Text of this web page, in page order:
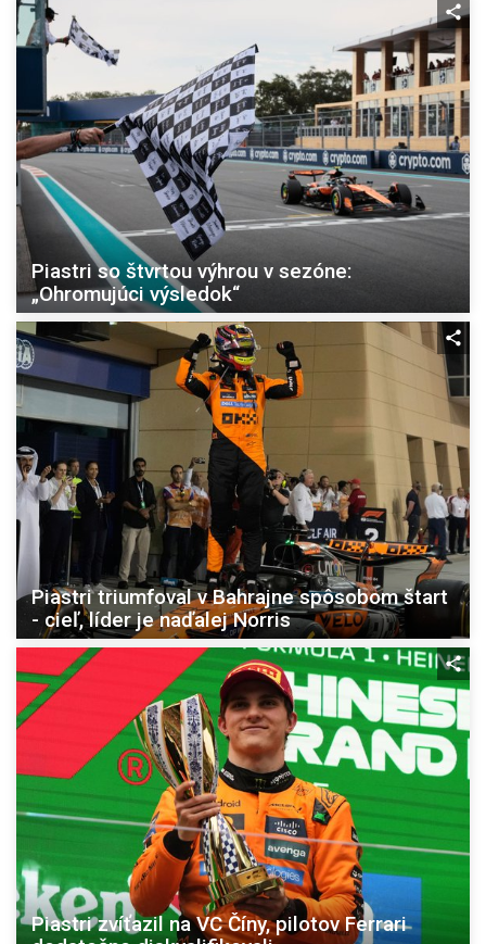
Piastri so štvrtou výhrou v sezóne:
„Ohromujúci výsledok“
Piastri triumfoval v Bahrajne spôsobom štart
- cieľ, líder je naďalej Norris
Piastri zvíťazil na VC Číny, pilotov Ferrari